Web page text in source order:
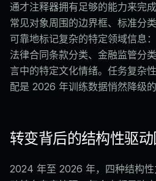
通才注释器拥有足够的能力来
常见对象周围的边界框、标准分
可靠地标记复杂的特定领域信息
法律合同条款分类、金融监管分
言中的特定文化情绪。任务复杂
配是 2026 年训练数据悄然降级的
转变背后的结构性驱
2024 年至 2026 年，四种结构